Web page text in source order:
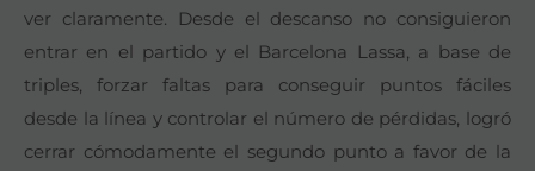
ver claramente. Desde el descanso no consiguieron
entrar en el partido y el Barcelona Lassa, a base de
triples, forzar faltas para conseguir puntos fáciles
desde la línea y controlar el número de pérdidas, logró
cerrar cómodamente el segundo punto a favor de la